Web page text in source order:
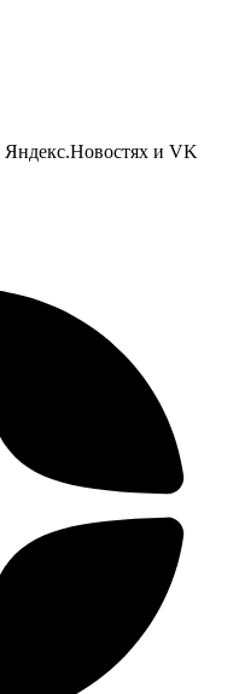
Яндекс.Новостях и VK